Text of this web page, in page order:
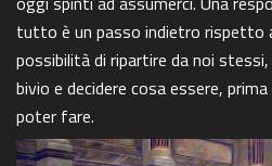
tutto è un passo indietro rispetto
possibilità di ripartire da noi stessi,
bivio e decidere cosa essere,
poter fare.